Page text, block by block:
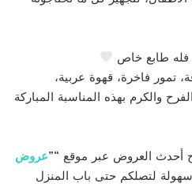
فله طابع خاص
تمور فاخرة، قهوة عربية،
والكرم بهذه المناسبة المباركة
أحدث العروض عبر موقع “”عروض
لتصلكم حتى باب المنزل